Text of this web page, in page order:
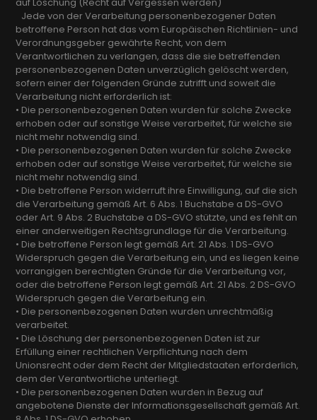
Jede von der Verarbeitung personenbezogener Daten
betroffene Person hat das vom Europäischen Richtlinien- und
Verordnungsgeber gewährte Recht, von dem
Verantwortlichen zu verlangen, dass die sie betreffenden
personenbezogenen Daten unverzüglich gelöscht werden,
sofern einer der folgenden Gründe zutrifft und soweit die
Verarbeitung nicht erforderlich ist:
• Die personenbezogenen Daten wurden für solche Zwecke
erhoben oder auf sonstige Weise verarbeitet, für welche sie
nicht mehr notwendig sind.
• Die personenbezogenen Daten wurden für solche Zwecke
erhoben oder auf sonstige Weise verarbeitet, für welche sie
nicht mehr notwendig sind.
• Die betroffene Person widerruft ihre Einwilligung, auf die sich
die Verarbeitung gemäß Art. 6 Abs. 1 Buchstabe a DS-GVO
oder Art. 9 Abs. 2 Buchstabe a DS-GVO stützte, und es fehlt an
einer anderweitigen Rechtsgrundlage für die Verarbeitung.
• Die betroffene Person legt gemäß Art. 21 Abs. 1 DS-GVO
Widerspruch gegen die Verarbeitung ein, und es liegen keine
vorrangigen berechtigten Gründe für die Verarbeitung vor,
oder die betroffene Person legt gemäß Art. 21 Abs. 2 DS-GVO
Widerspruch gegen die Verarbeitung ein.
• Die personenbezogenen Daten wurden unrechtmäßig
verarbeitet.
• Die Löschung der personenbezogenen Daten ist zur
Erfüllung einer rechtlichen Verpflichtung nach dem
Unionsrecht oder dem Recht der Mitgliedstaaten erforderlich,
dem der Verantwortliche unterliegt.
• Die personenbezogenen Daten wurden in Bezug auf
angebotene Dienste der Informationsgesellschaft gemäß Art.